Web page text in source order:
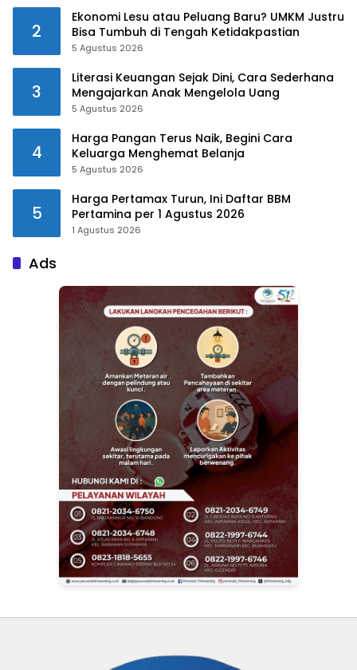
2
Ekonomi Lesu atau Peluang Baru? UMKM Justru
Bisa Tumbuh di Tengah Ketidakpastian
5 Agustus 2026
3
Literasi Keuangan Sejak Dini, Cara Sederhana
Mengajarkan Anak Mengelola Uang
5 Agustus 2026
4
Harga Pangan Terus Naik, Begini Cara
Keluarga Menghemat Belanja
5 Agustus 2026
5
Harga Pertamax Turun, Ini Daftar BBM
Pertamina per 1 Agustus 2026
1 Agustus 2026
Ads